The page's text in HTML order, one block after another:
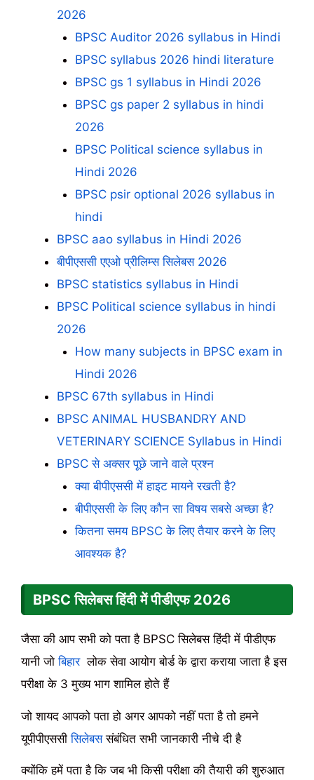
2026
BPSC Auditor 2026 syllabus in Hindi
BPSC syllabus 2026 hindi literature
BPSC gs 1 syllabus in Hindi 2026
BPSC gs paper 2 syllabus in hindi
2026
BPSC Political science syllabus in
Hindi 2026
BPSC psir optional 2026 syllabus in
hindi
BPSC aao syllabus in Hindi 2026
बीपीएससी एएओ प्रीलिम्स सिलेबस 2026
BPSC statistics syllabus in Hindi
BPSC Political science syllabus in hindi
2026
How many subjects in BPSC exam in
Hindi 2026
BPSC 67th syllabus in Hindi
BPSC ANIMAL HUSBANDRY AND
VETERINARY SCIENCE Syllabus in Hindi
BPSC से अक्सर पूछे जाने वाले प्रश्न
क्या बीपीएससी में हाइट मायने रखती है?
बीपीएससी के लिए कौन सा विषय सबसे अच्छा है?
कितना समय BPSC के लिए तैयार करने के लिए
आवश्यक है?
BPSC सिलेबस हिंदी में पीडीएफ 2026
जैसा की आप सभी को पता है BPSC सिलेबस हिंदी में पीडीएफ
यानी जोबिहारलोक सेवा आयोग बोर्ड के द्वारा कराया जाता है इस
परीक्षा के 3 मुख्य भाग शामिल होते हैं
जो शायद आपको पता हो अगर आपको नहीं पता है तो हमने
यूपीपीएससीसिलेबससंबंधित सभी जानकारी नीचे दी है
क्योंकि हमें पता है कि जब भी किसी परीक्षा की तैयारी की शुरुआत